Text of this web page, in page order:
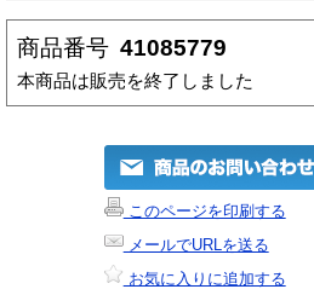
商品番号 41085779
本商品は販売を終了しました
このページを印刷する
メールでURLを送る
お気に入りに追加する